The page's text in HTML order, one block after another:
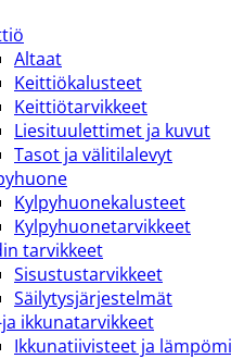
Altaat
Keittiökalusteet
Keittiötarvikkeet
Liesituulettimet ja kuvut
Tasot ja välitilalevyt
Kylpyhuonekalusteet
Kylpyhuonetarvikkeet
tarvikkeet
Sisustustarvikkeet
Säilytysjärjestelmät
ja ikkunatarvikkeet
Ikkunatiivisteet ja